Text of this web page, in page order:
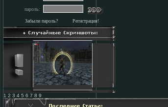
пароль:
Забыли пароль? Регистрация!
1 2 3 4 5 6 7 8 9